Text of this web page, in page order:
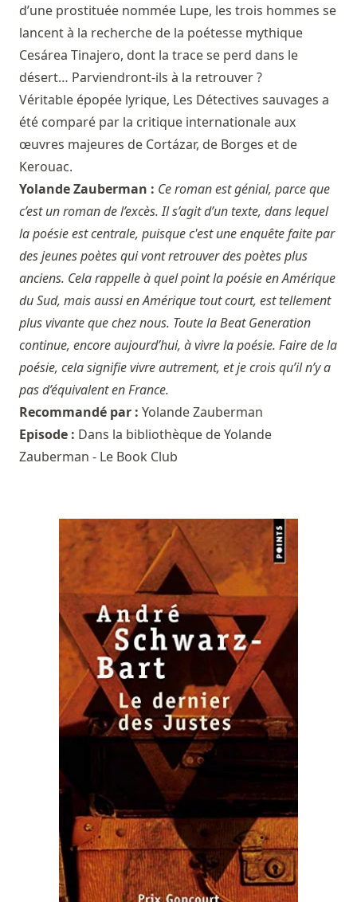
d’une prostituée nommée Lupe, les trois hommes se
lancent à la recherche de la poétesse mythique
Cesárea Tinajero, dont la trace se perd dans le
désert… Parviendront-ils à la retrouver ?
Véritable épopée lyrique, Les Détectives sauvages a
été comparé par la critique internationale aux
œuvres majeures de Cortázar, de Borges et de
Kerouac.
Yolande Zauberman : Ce roman est génial, parce que
c’est un roman de l’excès. Il s’agit d’un texte, dans lequel
la poésie est centrale, puisque c'est une enquête faite par
des jeunes poètes qui vont retrouver des poètes plus
anciens. Cela rappelle à quel point la poésie en Amérique
du Sud, mais aussi en Amérique tout court, est tellement
plus vivante que chez nous. Toute la Beat Generation
continue, encore aujourd’hui, à vivre la poésie. Faire de la
poésie, cela signifie vivre autrement, et je crois qu’il n’y a
pas d’équivalent en France.
Recommandé par : Yolande Zauberman
Episode : Dans la bibliothèque de Yolande
Zauberman - Le Book Club